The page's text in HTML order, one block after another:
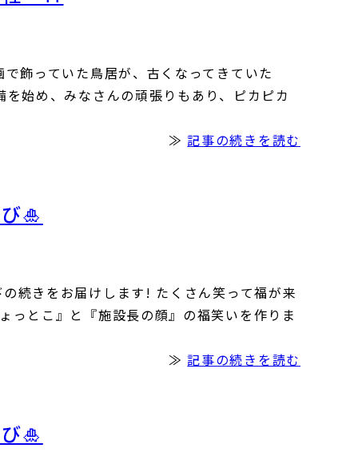
飾っていた鳥居が、古くなってきていた
始め、みなさんの頑張りもあり、ピカピカ
≫記事の続きを読む
🎍
続きをお届けします! たくさん笑って福が来
っとこ』と『施設長の顔』の福笑いを作りま
≫記事の続きを読む
🎍